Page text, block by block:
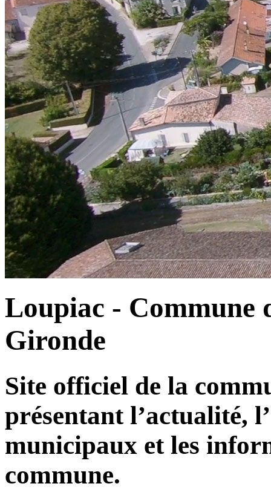
Loupiac - Commune
Gironde
Site officiel de la
présentant l’actualité,
municipaux et les
commune.